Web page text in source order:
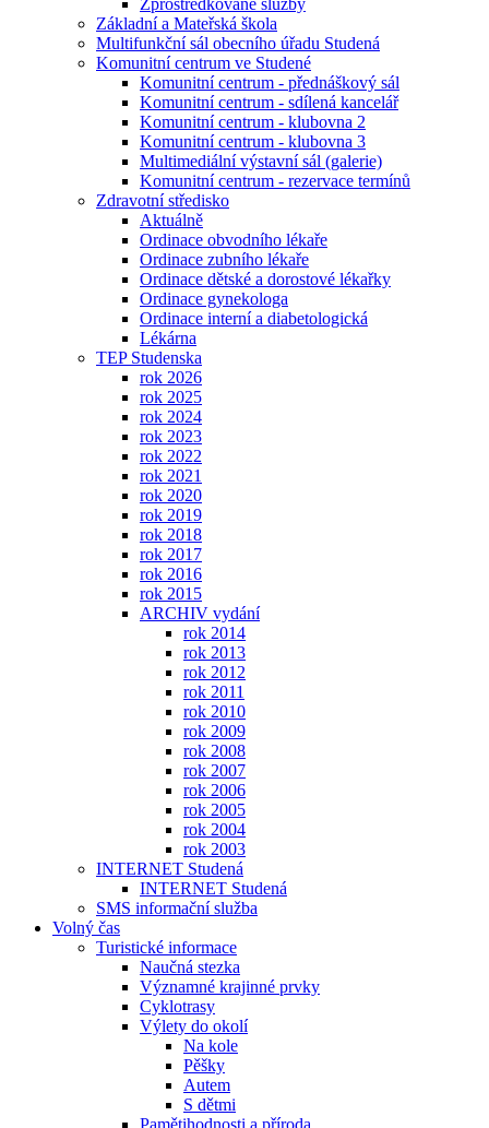
Zprostředkované služby
Základní a Mateřská škola
Multifunkční sál obecního úřadu Studená
Komunitní centrum ve Studené
Komunitní centrum - přednáškový sál
Komunitní centrum - sdílená kancelář
Komunitní centrum - klubovna 2
Komunitní centrum - klubovna 3
Multimediální výstavní sál (galerie)
Komunitní centrum - rezervace termínů
Zdravotní středisko
Aktuálně
Ordinace obvodního lékaře
Ordinace zubního lékaře
Ordinace dětské a dorostové lékařky
Ordinace gynekologa
Ordinace interní a diabetologická
Lékárna
TEP Studenska
rok 2026
rok 2025
rok 2024
rok 2023
rok 2022
rok 2021
rok 2020
rok 2019
rok 2018
rok 2017
rok 2016
rok 2015
ARCHIV vydání
rok 2014
rok 2013
rok 2012
rok 2011
rok 2010
rok 2009
rok 2008
rok 2007
rok 2006
rok 2005
rok 2004
rok 2003
INTERNET Studená
INTERNET Studená
SMS informační služba
Volný čas
Turistické informace
Naučná stezka
Významné krajinné prvky
Cyklotrasy
Výlety do okolí
Na kole
Pěšky
Autem
S dětmi
Pamětihodnosti a příroda